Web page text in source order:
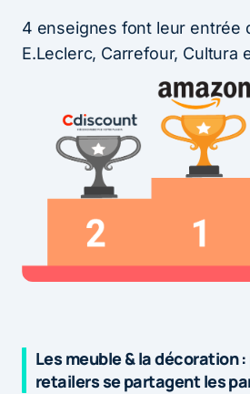
4 enseignes font leur entrée
E.Leclerc, Carrefour, Cultura
Les meuble & la décoration
retailers se partagent les